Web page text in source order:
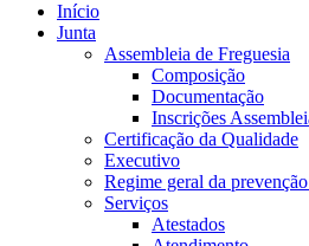
Início
Junta
Assembleia de Freguesia
Composição
Documentação
Inscrições
Certificação da Qualidade
Executivo
Regime geral da
Serviços
Atestados